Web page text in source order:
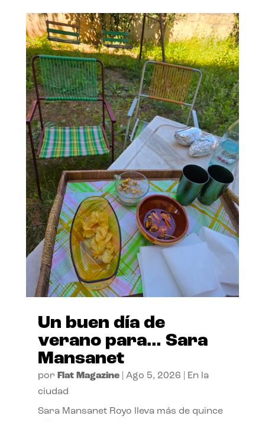
Un buen día de
verano para… Sara
Mansanet
por Flat Magazine| Ago 5, 2026
En la
ciudad
Sara Mansanet Royo lleva más de quince